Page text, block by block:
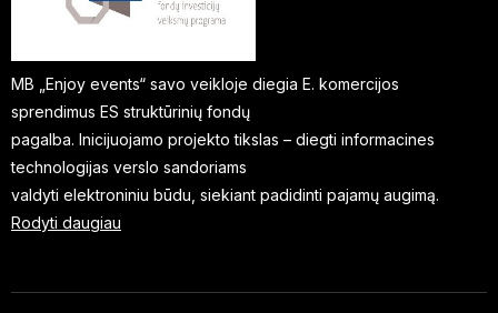
MB „Enjoy events“ savo veikloje diegia E. komercijos
sprendimus ES struktūrinių fondų
pagalba. Inicijuojamo projekto tikslas – diegti informacines
technologijas verslo sandoriams
valdyti elektroniniu būdu, siekiant padidinti pajamų augimą.
Rodyti daugiau